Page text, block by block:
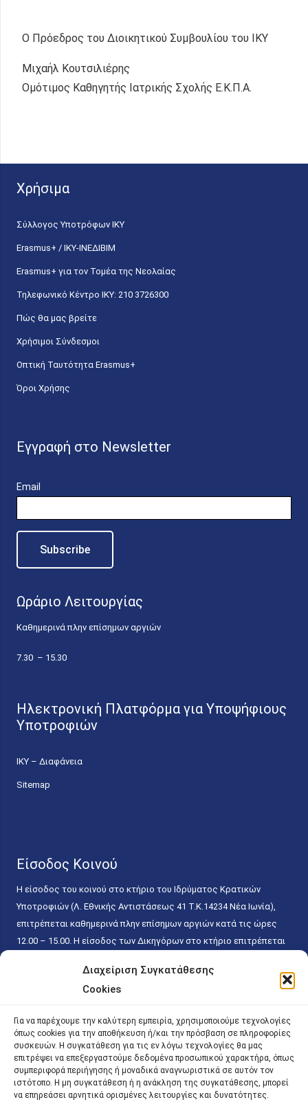
Διαχείριση Συγκατάθεσης
Cookies
Για να παρέχουμε την καλύτερη εμπειρία, χρησιμοποιούμε τεχνολογίες
όπως cookies για την αποθήκευση ή/και την πρόσβαση σε πληροφορίες
συσκευών. Η συγκατάθεση για τις εν λόγω τεχνολογίες θα μας
επιτρέψει να επεξεργαστούμε δεδομένα προσωπικού χαρακτήρα, όπως
συμπεριφορά περιήγησης ή μοναδικά αναγνωριστικά σε αυτόν τον
ιστότοπο. Η μη συγκατάθεση ή η ανάκληση της συγκατάθεσης, μπορεί
να επηρεάσει αρνητικά ορισμένες λειτουργίες και δυνατότητες.
Ο Πρόεδρος του Διοικητικού Συμβουλίου του ΙΚΥ
Μιχαήλ Κουτσιλιέρης
Ομότιμος Καθηγητής Ιατρικής Σχολής Ε.Κ.Π.Α.
Χρήσιμα
Σύλλογος Υποτρόφων ΙΚΥ
Erasmus+ / ΙΚΥ-ΙΝΕΔΙΒΙΜ
Erasmus+ για τον Τομέα της Νεολαίας
Τηλεφωνικό Κέντρο IKY: 210 3726300
Πώς θα μας βρείτε
Χρήσιμοι Σύνδεσμοι
Οπτική Ταυτότητα Erasmus+
Όροι Χρήσης
Εγγραφή στο Newsletter
Email
Ωράριο Λειτουργίας
Καθημερινά πλην επίσημων αργιών
7.30 – 15.30
Ηλεκτρονική Πλατφόρμα για Υποψήφιους
Υποτροφιών
ΙΚΥ – Διαφάνεια
Sitemap
Είσοδος Κοινού
Η είσοδος του κοινού στο κτήριο του Ιδρύματος Κρατικών
Υποτροφιών (Λ. Εθνικής Αντιστάσεως 41 T.K.14234 Νέα Ιωνία),
επιτρέπεται καθημερινά πλην επίσημων αργιών κατά τις ώρες
12.00 – 15.00. Η είσοδος των Δικηγόρων στο κτήριο επιτρέπεται
κάθε εργάσιμη ημέρα και ώρα χωρίς κανέναν χρονικό ή άλλο
περιορισμό. Η είσοδος του κοινού ειδικά στο γραφείο του
15.00. Η εξυπηρέτηση του κοινού πραγματοποιείται βάσει των
παγίων ισχυουσών διατάξεων. Για την αποφυγή συνωστισμού
εντός του εσωτερικού χώρου εξυπηρέτησης και αναμονής του
κοινού, η εξυπηρέτησή του δύναται να πραγματοποιείται κατόπιν
προγραμματισμένου ραντεβού.